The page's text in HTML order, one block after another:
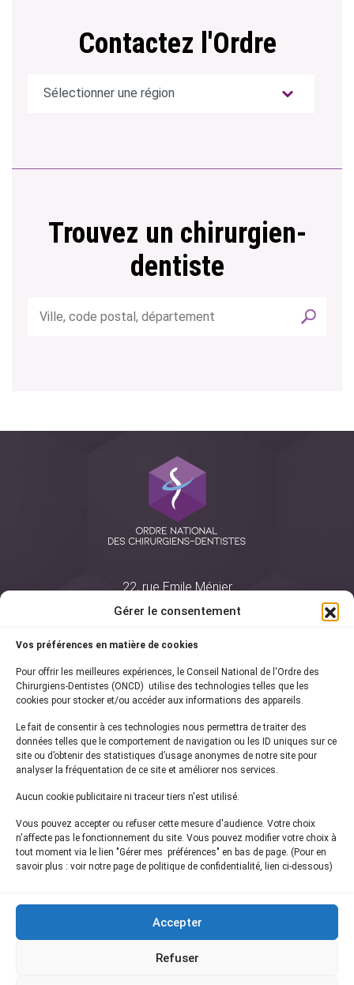
Gérer le consentement
Vos préférences en matière de cookies
Pour offrir les meilleures expériences, le Conseil National de l'Ordre des
Chirurgiens-Dentistes (ONCD) utilise des technologies telles que les
cookies pour stocker et/ou accéder aux informations des appareils.
Le fait de consentir à ces technologies nous permettra de traiter des
données telles que le comportement de navigation ou les ID uniques sur ce
site ou d’obtenir des statistiques d’usage anonymes de notre site pour
analyser la fréquentation de ce site et améliorer nos services.
Aucun cookie publicitaire ni traceur tiers n'est utilisé.
Vous pouvez accepter ou refuser cette mesure d'audience. Votre choix
n'affecte pas le fonctionnement du site. Vous pouvez modifier votre choix à
tout moment via le lien "Gérer mes préférences" en bas de page. (Pour en
savoir plus : voir notre page de politique de confidentialité, lien ci-dessous)
Accepter
Refuser
Contactez l'Ordre
Trouvez un chirurgien-
dentiste
22, rue Emile Ménier
75761 Paris Cedex 16
01 44 34 78 80
courrier@oncd.org
Actualités
Presse
Informations légales
Plan du site
Inscrivez-vous à notrenewsletter